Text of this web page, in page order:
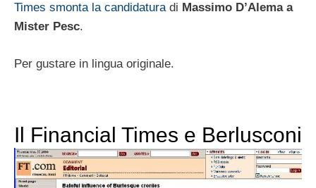
Times smonta la candidaturadi Massimo D’Alema a
Mister Pesc.
Per gustare in lingua originale.
Il Financial Times e Berlusconi